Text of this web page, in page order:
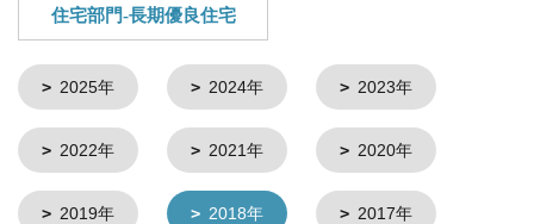
住宅部門-長期優良住宅
2025年 2024年 2023年
2022年 2021年 2020年
2019年 2018年 2017年